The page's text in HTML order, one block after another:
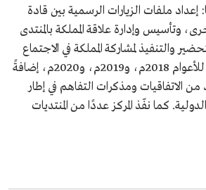
ملفات الزيارات الرسمية بين قادة
وتأسيس وإدارة علاقة المملكة بالمنتدى
والتنفيذ لمشاركة المملكة في الاجتماع
السنوي لمنتدى دافوس للأعوام 2018م، و2019م، و2020م، إضافةً
الاتفاقيات ومذكرات التفاهم في إطار
كما نفّذ المركز عددًا من المنتديات